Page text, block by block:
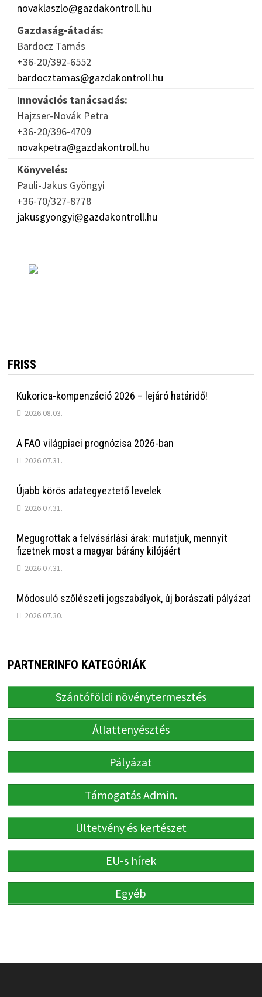
novaklaszlo@gazdakontroll.hu
Gazdaság-átadás:
Bardocz Tamás
+36-20/392-6552
bardocztamas@gazdakontroll.hu
Innovációs tanácsadás:
Hajzser-Novák Petra
+36-20/396-4709
novakpetra@gazdakontroll.hu
Könyvelés:
Pauli-Jakus Gyöngyi
+36-70/327-8778
jakusgyongyi@gazdakontroll.hu
FRISS
Kukorica-kompenzáció 2026 – lejáró határidő!
2026.08.03.
A FAO világpiaci prognózisa 2026-ban
2026.07.31.
Újabb körös adategyeztető levelek
2026.07.31.
Megugrottak a felvásárlási árak: mutatjuk, mennyit
fizetnek most a magyar bárány kilójáért
2026.07.31.
Módosuló szőlészeti jogszabályok, új borászati pályázat
2026.07.30.
PARTNERINFO KATEGÓRIÁK
Szántóföldi növénytermesztés
Állattenyésztés
Pályázat
Támogatás Admin.
Ültetvény és kertészet
EU-s hírek
Egyéb